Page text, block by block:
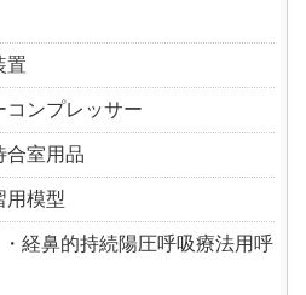
置
コンプレッサー
合室用品
用模型
経鼻的持続陽圧呼吸療法用呼